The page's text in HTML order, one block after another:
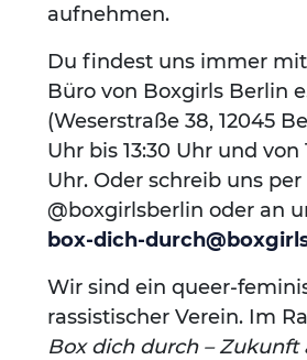
aufnehmen.
Du findest uns immer
Büro von Boxgirls Berlin
(Weserstraße 38, 12045
Uhr bis 13:30 Uhr und von
Uhr. Oder schreib uns
@boxgirlsberlin oder an
box-dich-
Wir sind ein queer-
rassistischer Verein. Im
Box dich durch – Zukunft